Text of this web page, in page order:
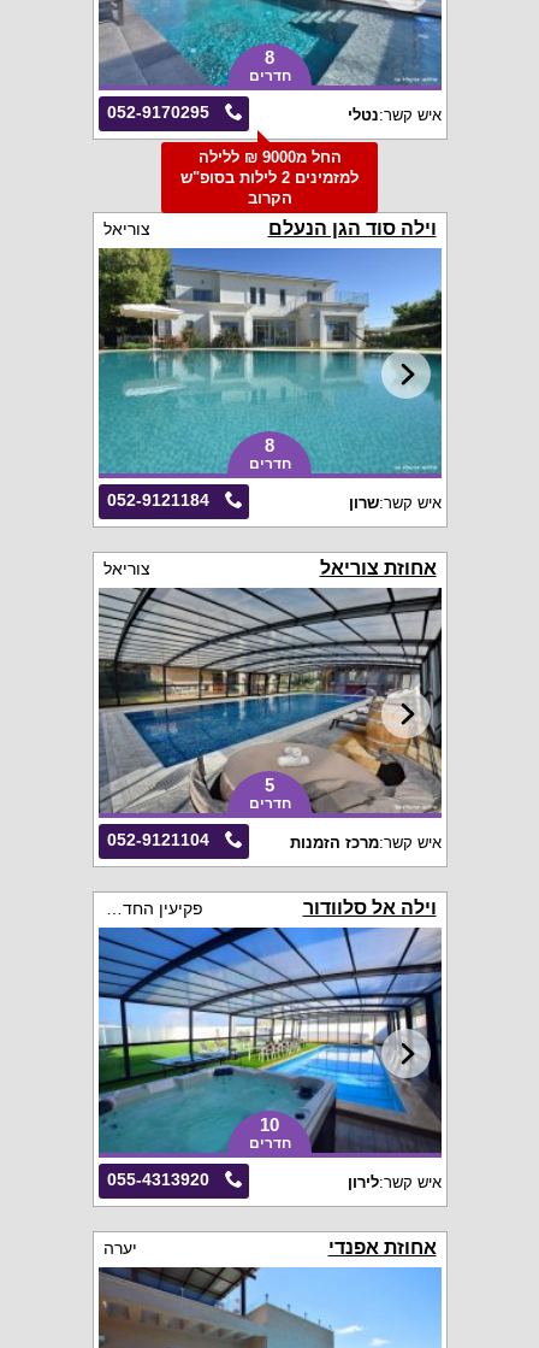
8
חדרים
052-9170295 איש קשר:נטלי
החל מ9000 ₪ ללילה
למזמינים 2 לילות בסופ"ש
הקרוב
וילה סוד הגן הנעלם צוריאל
8
חדרים
052-9121184 איש קשר:שרון
אחוזת צוריאל צוריאל
5
חדרים
052-9121104 איש קשר:מרכז הזמנות
וילה אל סלוודור
10
חדרים
055-4313920 איש קשר:לירון
אחוזת אפנדי יערה